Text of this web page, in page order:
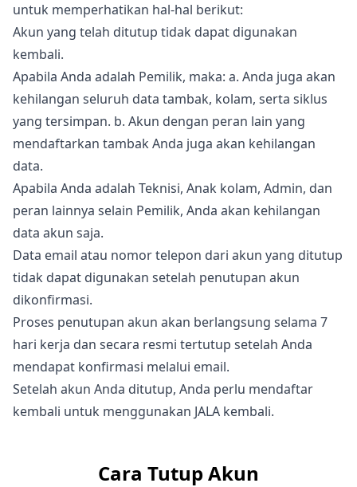
untuk memperhatikan hal-hal berikut:
Akun yang telah ditutup tidak dapat digunakan
kembali.
Apabila Anda adalah Pemilik, maka: a. Anda juga akan
kehilangan seluruh data tambak, kolam, serta siklus
yang tersimpan. b. Akun dengan peran lain yang
mendaftarkan tambak Anda juga akan kehilangan
data.
Apabila Anda adalah Teknisi, Anak kolam, Admin, dan
peran lainnya selain Pemilik, Anda akan kehilangan
data akun saja.
Data email atau nomor telepon dari akun yang ditutup
tidak dapat digunakan setelah penutupan akun
dikonfirmasi.
Proses penutupan akun akan berlangsung selama 7
hari kerja dan secara resmi tertutup setelah Anda
mendapat konfirmasi melalui email.
Setelah akun Anda ditutup, Anda perlu mendaftar
kembali untuk menggunakan JALA kembali.
Cara Tutup Akun